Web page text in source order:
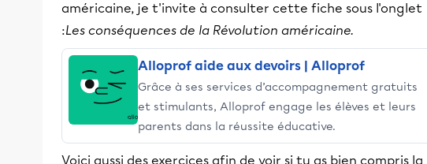
américaine, je t'invite à consulter cette fiche sous l'onglet
:Les conséquences de la Révolution américaine.
Alloprof aide aux devoirs | Alloprof
Grâce à ses services d’accompagnement gratuits
et stimulants, Alloprof engage les élèves et leurs
parents dans la réussite éducative.
Voici aussi des exercices afin de voir si tu as bien compris la